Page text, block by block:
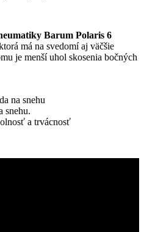
Barum Polaris 6
má na svedomí aj väčšie
je menší uhol skosenia bočných
na snehu
snehu.
a trvácnosť